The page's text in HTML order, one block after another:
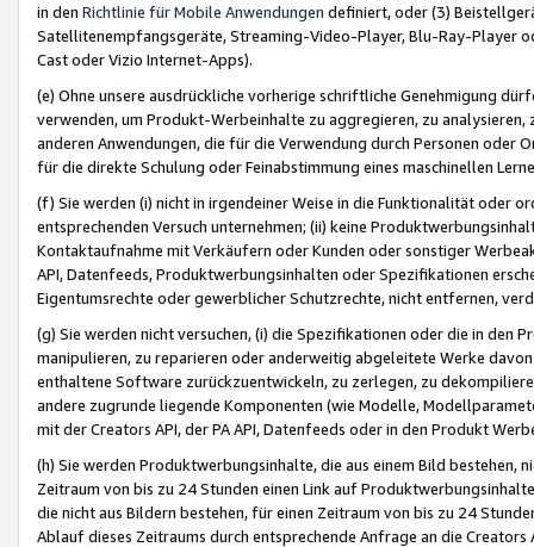
in den Richtlinie für Mobile Anwendungen definiert, oder (3)
Satellitenempfangsgeräte, Streaming-Video-Player, Blu-Ray-Player
Cast oder Vizio Internet-Apps).
(e) Ohne unsere ausdrückliche vorherige schriftliche Genehmigung
verwenden, um Produkt-Werbeinhalte zu aggregieren, zu
anderen Anwendungen, die für die Verwendung durch Personen
für die direkte Schulung oder Feinabstimmung eines maschinellen
(f) Sie werden (i) nicht in irgendeiner Weise in die Funktionalität oder
entsprechenden Versuch unternehmen; (ii) keine
Kontaktaufnahme mit Verkäufern oder Kunden oder sonstiger
API, Datenfeeds, Produktwerbungsinhalten oder Spezifikationen
Eigentumsrechte oder gewerblicher Schutzrechte, nicht entfernen,
(g) Sie werden nicht versuchen, (i) die Spezifikationen oder die in
manipulieren, zu reparieren oder anderweitig abgeleitete Werke
enthaltene Software zurückzuentwickeln, zu zerlegen, zu
andere zugrunde liegende Komponenten (wie Modelle,
mit der Creators API, der PA API, Datenfeeds oder in den Produkt
(h) Sie werden Produktwerbungsinhalte, die aus einem Bild bestehen,
Zeitraum von bis zu 24 Stunden einen Link auf
die nicht aus Bildern bestehen, für einen Zeitraum von bis zu 24
Ablauf dieses Zeitraums durch entsprechende Anfrage an die